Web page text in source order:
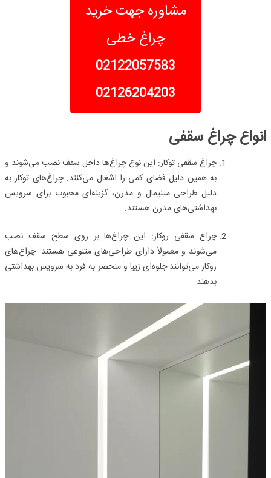
مشاوره جهت خرید
چراغ خطی
02122057583
02126204203
انواع چراغ سقفی
چراغ سقفی توکار: این نوع چراغ‌ها داخل سقف نصب می‌شوند و
به همین دلیل فضای کمی را اشغال می‌کنند. چراغ‌های توکار به
دلیل طراحی مینیمال و مدرن، گزینه‌ای محبوب برای سرویس
بهداشتی‌های مدرن هستند.
چراغ سقفی روکار: این چراغ‌ها بر روی سطح سقف نصب
می‌شوند و معمولاً دارای طراحی‌های متنوعی هستند. چراغ‌های
روکار می‌توانند جلوه‌ای زیبا و منحصر به فرد به سرویس بهداشتی
بدهند.